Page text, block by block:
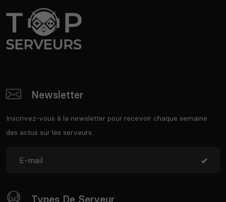
Newsletter
Inscrivez-vous à la newsletter pour recevoir chaque semaine
des actus sur les serveurs.
Types De Serveur